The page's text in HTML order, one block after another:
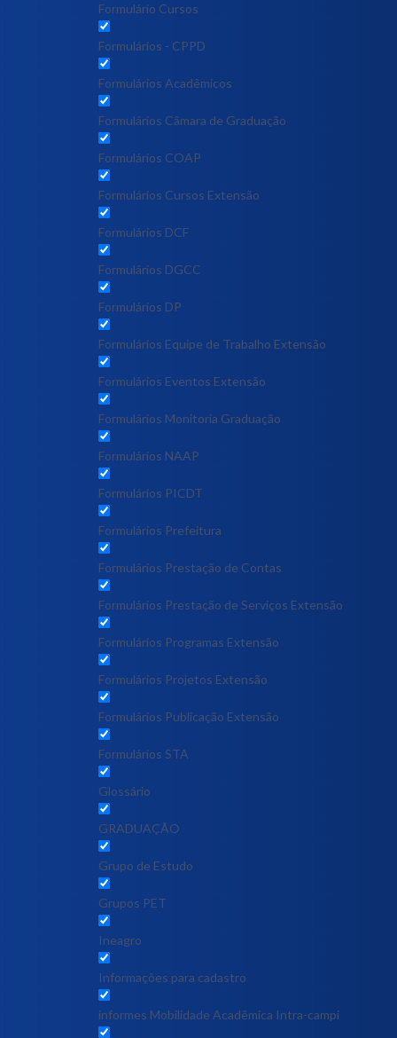
Formulário Cursos
Formulários - CPPD
Formulários Acadêmicos
Formulários Câmara de Graduação
Formulários COAP
Formulários Cursos Extensão
Formulários DCF
Formulários DGCC
Formulários DP
Formulários Equipe de Trabalho Extensão
Formulários Eventos Extensão
Formulários Monitoria Graduação
Formulários NAAP
Formulários PICDT
Formulários Prefeitura
Formulários Prestação de Contas
Formulários Prestação de Serviços Extensão
Formulários Programas Extensão
Formulários Projetos Extensão
Formulários Publicação Extensão
Formulários STA
Glossário
GRADUAÇÃO
Grupo de Estudo
Grupos PET
Ineagro
Informações para cadastro
informes Mobilidade Acadêmica Intra-campi